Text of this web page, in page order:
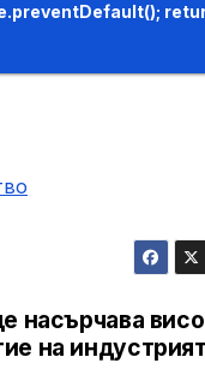
насърчава
на